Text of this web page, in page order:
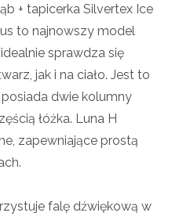
+ tapicerka Silvertex Ice
to najnowszy model
sprawdza się
jak i na ciało. Jest to
dwie kolumny
łóżka. Luna H
zapewniające prostą
falę dźwiękową w